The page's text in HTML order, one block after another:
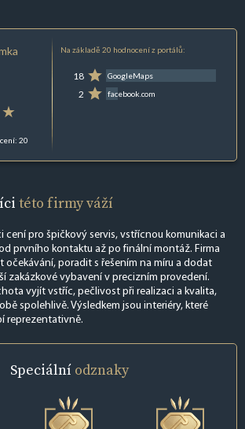
20
Na základě 20 hodnocení z portálů:
18 GoogleMaps
2 facebook.com
této firmy váží
cení pro špičkový servis, vstřícnou komunikaci a
prvního kontaktu až po finální montáž. Firma
očekávání, poradit s řešením na míru a dodat
zakázkové vybavení v precizním provedení.
vyjít vstříc, pečlivost při realizaci a kvalita,
spolehlivě. Výsledkem jsou interiéry, které
reprezentativně.
Speciální odznaky